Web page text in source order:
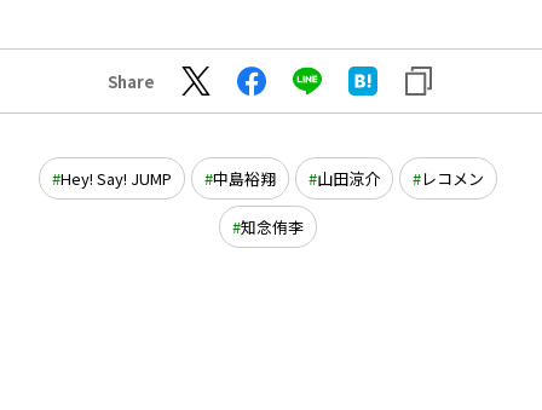
Share
Hey! Say! JUMP 中島裕翔 山田涼介 レコメン
知念侑李